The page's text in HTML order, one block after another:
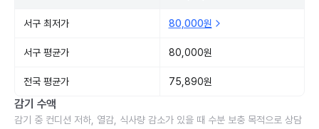
서구 최저가 80,000원
서구 평균가 80,000원
전국 평균가 75,890원
감기 수액
감기 중 컨디션 저하, 열감, 식사량 감소가 있을 때 수분 보충 목적으로 상담